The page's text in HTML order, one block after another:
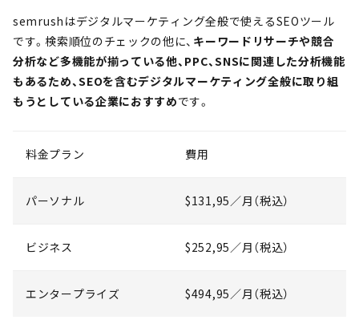
semrushはデジタルマーケティング全般で使えるSEOツール
です。検索順位のチェックの他に、 キーワードリサーチや競合
分析など多機能が揃っている他、PPC、SNSに関連した分析機能
もあるため、SEOを含むデジタルマーケティング全般に取り組
もうとしている企業におすすめです。
料金プラン 費用
パーソナル $131,95／月（税込）
ビジネス $252,95／月（税込）
エンタープライズ $494,95／月（税込）